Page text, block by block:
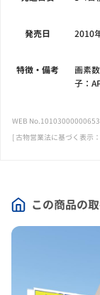
この商品の
発売日 2010
特徴・備考
画素
子：
WEB
[ 古物営業法に基づく表示